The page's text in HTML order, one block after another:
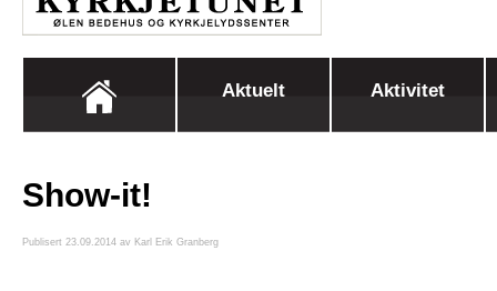
Aktuelt Aktivitet
Show-it!
Publisert 23.09.2014 av Karl Erik Granberg